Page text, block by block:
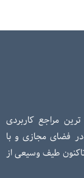
مراجع کاربردی
ای در فضای مجازی و با
طیف وسیعی از